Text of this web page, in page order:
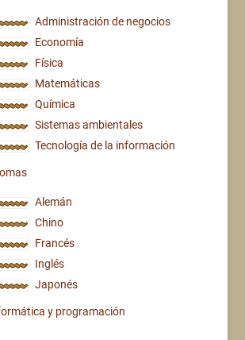
Administración de negocios
Economía
Física
Matemáticas
Química
Sistemas ambientales
Tecnología de la información
Alemán
Chino
Francés
Inglés
Japonés
y programación